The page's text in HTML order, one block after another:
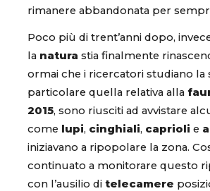
rimanere abbandonata per
Poco più di trent’anni dopo,
la natura stia finalmente
ormai che i ricercatori studiano la
particolare quella relativa alla
2015, sono riusciti ad avvistare
come lupi, cinghiali, caprioli e
iniziavano a ripopolare la zona.
continuato a monitorare questo
con l’ausilio di telecamere